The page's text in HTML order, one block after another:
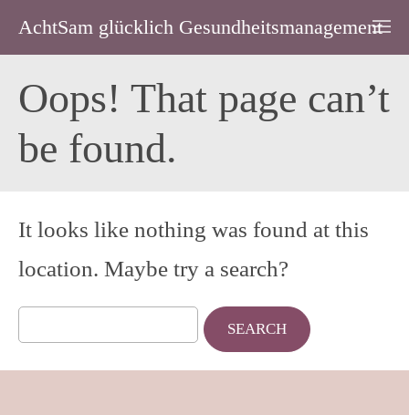
AchtSam glücklich Gesundheitsmanagement
Oops! That page can’t
be found.
It looks like nothing was found at this
location. Maybe try a search?
for: